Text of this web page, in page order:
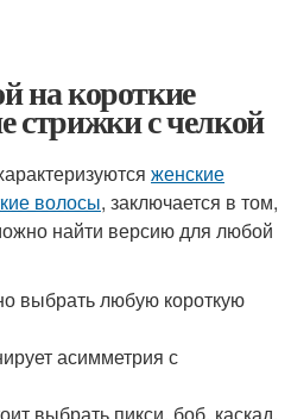
на короткие
стрижки с челкой
женские
волосы, заключается в том,
найти версию для любой
выбрать любую короткую
асимметрия с